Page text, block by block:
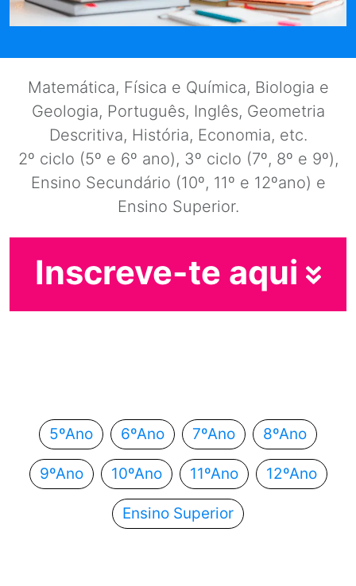
Matemática, Física e Química, Biologia e
Geologia, Português, Inglês, Geometria
Descritiva, História, Economia, etc.
2º ciclo (5º e 6º ano), 3º ciclo (7º, 8º e 9º),
Ensino Secundário (10º, 11º e 12ºano) e
Ensino Superior.
Inscreve-te aqui
5ºAno 6ºAno 7ºAno 8ºAno
9ºAno 10ºAno 11ºAno 12ºAno
Ensino Superior